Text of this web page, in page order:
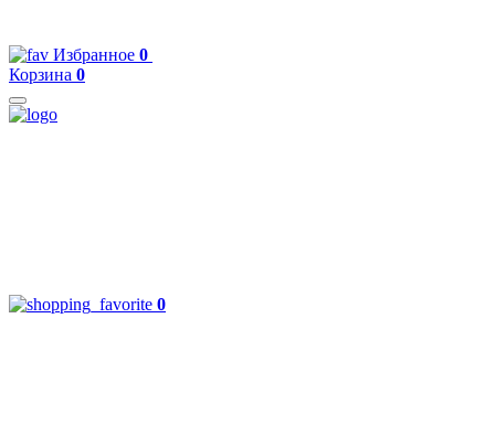
Избранное 0
Корзина 0
0